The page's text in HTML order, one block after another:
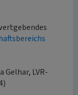
Gelhar, LVR-